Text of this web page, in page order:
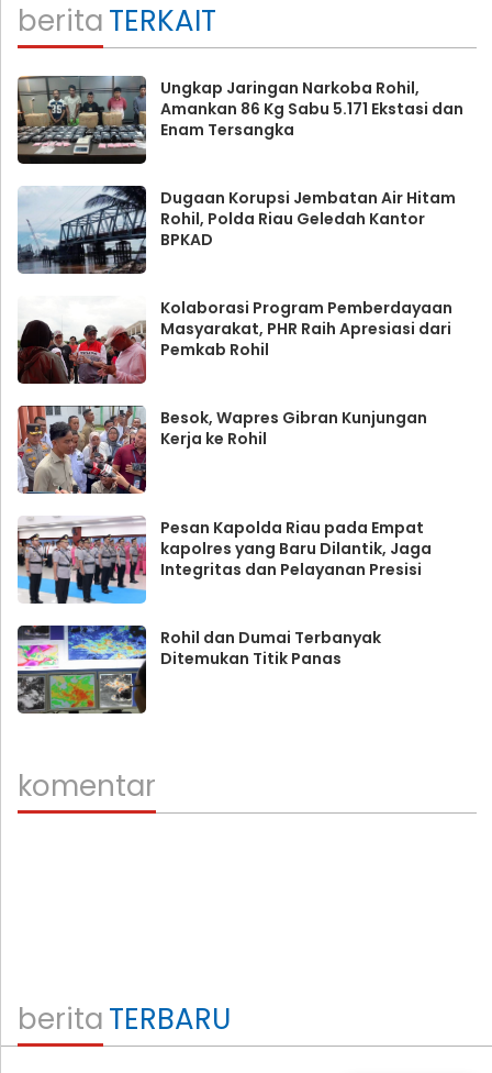
beritaTERKAIT
Ungkap Jaringan Narkoba Rohil,
Amankan 86 Kg Sabu 5.171 Ekstasi dan
Enam Tersangka
Dugaan Korupsi Jembatan Air Hitam
Rohil, Polda Riau Geledah Kantor
BPKAD
Kolaborasi Program Pemberdayaan
Masyarakat, PHR Raih Apresiasi dari
Pemkab Rohil
Besok, Wapres Gibran Kunjungan
Kerja ke Rohil
Pesan Kapolda Riau pada Empat
kapolres yang Baru Dilantik, Jaga
Integritas dan Pelayanan Presisi
Rohil dan Dumai Terbanyak
Ditemukan Titik Panas
komentar
beritaTERBARU